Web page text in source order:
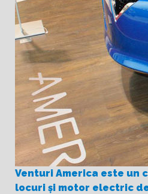
Venturi America este un
locuri și motor electric de